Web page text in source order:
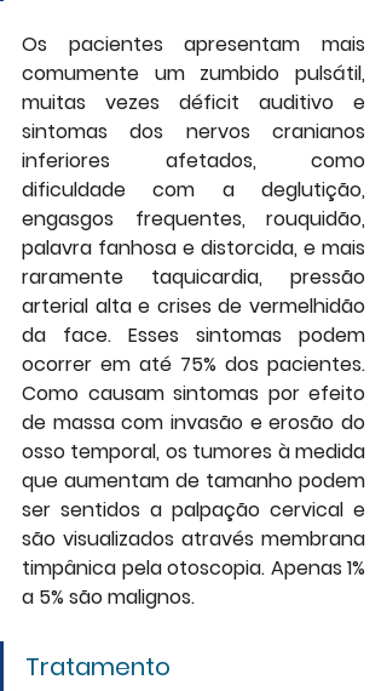
Os pacientes apresentam mais
comumente um zumbido pulsátil,
muitas vezes déficit auditivo e
sintomas dos nervos cranianos
inferiores afetados, como
dificuldade com a deglutição,
engasgos frequentes, rouquidão,
palavra fanhosa e distorcida, e mais
raramente taquicardia, pressão
arterial alta e crises de vermelhidão
da face. Esses sintomas podem
ocorrer em até 75% dos pacientes.
Como causam sintomas por efeito
de massa com invasão e erosão do
osso temporal, os tumores à medida
que aumentam de tamanho podem
ser sentidos a palpação cervical e
são visualizados através membrana
timpânica pela otoscopia. Apenas 1%
a 5% são malignos.
Tratamento